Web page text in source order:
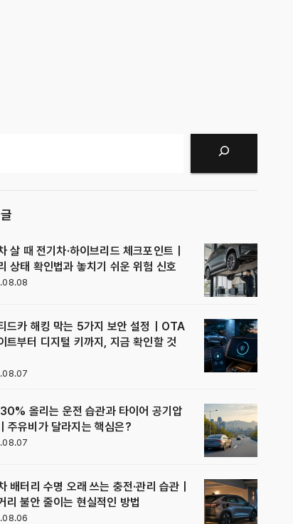
살 때 전기차·하이브리드 체크포인트｜
상태 확인법과 놓치기 쉬운 위험 신호
드카 해킹 막는 5가지 보안 설정｜OTA
트부터 디지털 키까지, 지금 확인할 것
올리는 운전 습관과 타이어 공기압
주유비가 달라지는 핵심은?
배터리 수명 오래 쓰는 충전·관리 습관｜
리 불안 줄이는 현실적인 방법